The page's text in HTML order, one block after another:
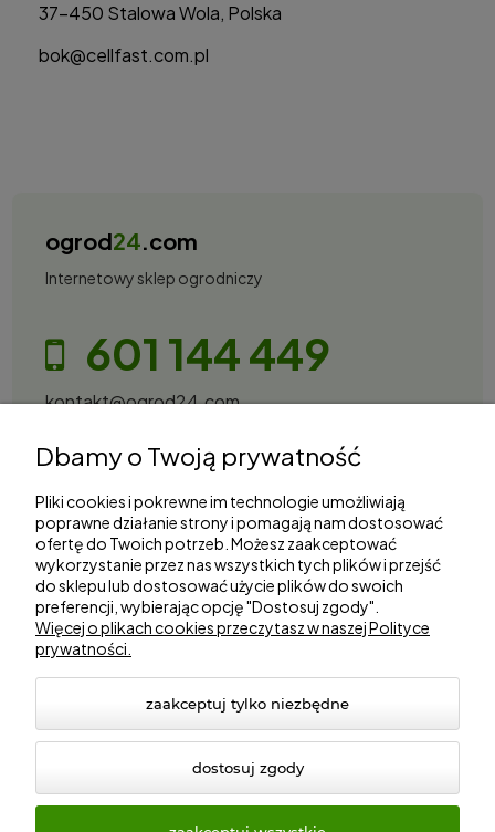
37-450 Stalowa Wola, Polska
bok@cellfast.com.pl
ogrod24.com
Internetowy sklep ogrodniczy
601 144 449
kontakt@ogrod24.com
Gorzowska 27, 66-530 Trzebicz
Zakupy
Informacje
Marki
Dbamy o Twoją prywatność
Pliki cookies i pokrewne im technologie umożliwiają
poprawne działanie strony i pomagają nam dostosować
ofertę do Twoich potrzeb. Możesz zaakceptować
wykorzystanie przez nas wszystkich tych plików i przejść
do sklepu lub dostosować użycie plików do swoich
preferencji, wybierając opcję "Dostosuj zgody".
Więcej o plikach cookies przeczytasz w naszej Polityce
prywatności.
zaakceptuj tylko niezbędne
dostosuj zgody